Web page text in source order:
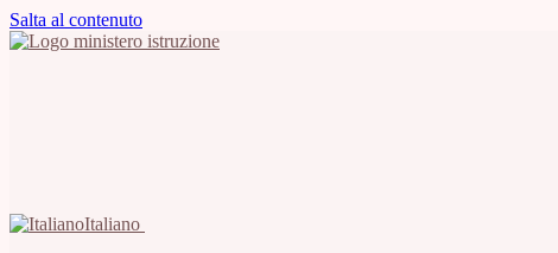
Salta al contenuto
Italiano